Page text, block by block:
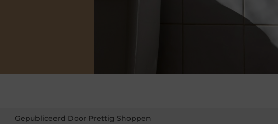
Gepubliceerd Door Prettig Shoppen